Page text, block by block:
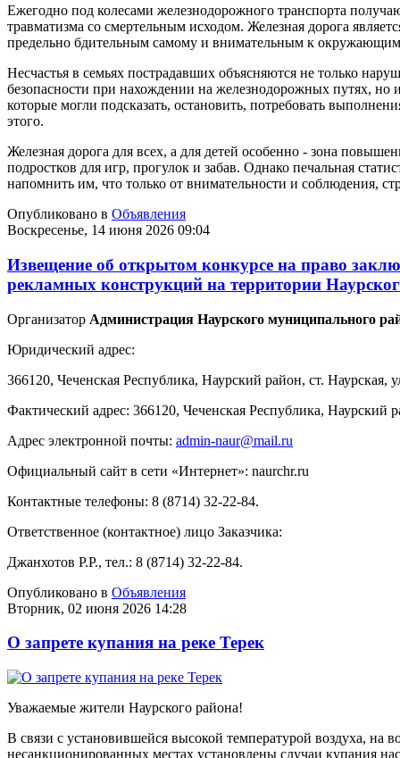
Ежегодно под колесами железнодорожного транспорта
травматизма со смертельным исходом. Железная дорога
предельно бдительным самому и внимательным к
Несчастья в семьях пострадавших объясняются не только
безопасности при нахождении на железнодорожных путях,
которые могли подсказать, остановить, потребовать
этого.
Железная дорога для всех, а для детей особенно - зона
подростков для игр, прогулок и забав. Однако печальная
напомнить им, что только от внимательности и соблюдения,
Опубликовано в Объявления
Воскресенье, 14 июня 2026 09:04
Извещение об открытом конкурсе на право
рекламных конструкций на территории
Организатор Администрация Наурского муниципального
Юридический адрес:
366120, Чеченская Республика, Наурский район, ст. Наурская,
Фактический адрес: 366120, Чеченская Республика, Наурский
Адрес электронной почты: admin-naur@mail.ru
Официальный сайт в сети «Интернет»: naurchr.ru
Контактные телефоны: 8 (8714) 32-22-84.
Ответственное (контактное) лицо Заказчика:
Джанхотов Р.Р., тел.: 8 (8714) 32-22-84.
Опубликовано в Объявления
Вторник, 02 июня 2026 14:28
О запрете купания на реке Терек
Уважаемые жители Наурского района!
В связи с установившейся высокой температурой воздуха, на
несанкционированных местах установлены случаи купания